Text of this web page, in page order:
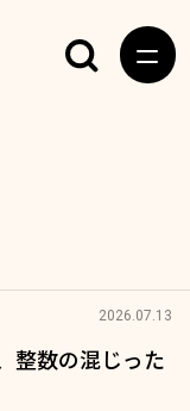
2026.07.13
整数の混じった